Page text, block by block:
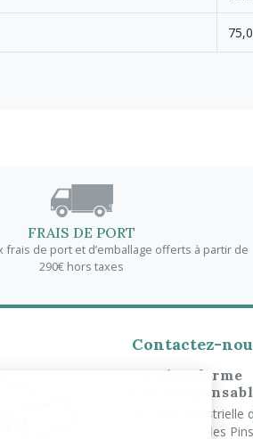
FRAIS DE PORT
frais de port et d’emballage offerts à partir de
290€ hors taxes
Contactez-
La Plateforme
Zone Industrielle
247 montée des Pins